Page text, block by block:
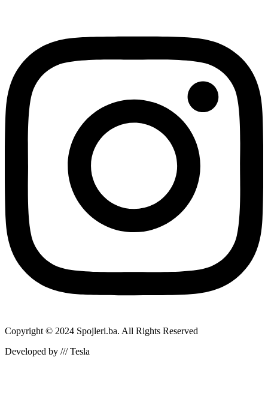
Copyright © 2024 Spojleri.ba. All Rights Reserved
Developed by /// Tesla